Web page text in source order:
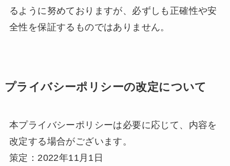
るように努めておりますが、必ずしも正確性や安
全性を保証するものではありません。
プライバシーポリシーの改定について
本プライバシーポリシーは必要に応じて、内容を
改定する場合がございます。
策定：2022年11月1日